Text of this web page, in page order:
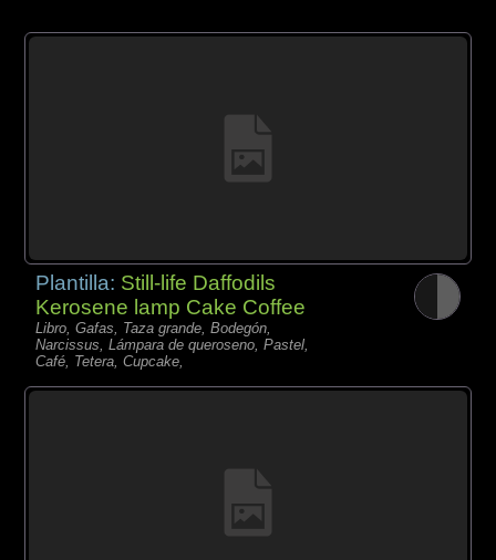
Plantilla: Still-life Daffodils
Kerosene lamp Cake Coffee
Libro, Gafas, Taza grande, Bodegón,
Narcissus, Lámpara de queroseno, Pastel,
Café, Tetera, Cupcake,